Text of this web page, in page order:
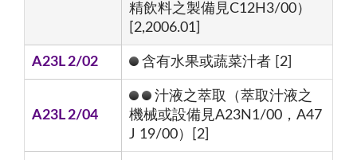
精飲料之製備見C12H3/00）
[2,2006.01]
A23L 2/02 含有水果或蔬菜汁者 [2]
A23L 2/04
汁液之萃取（萃取汁液之
機械或設備見A23N1/00，A47
J 19/00）[2]